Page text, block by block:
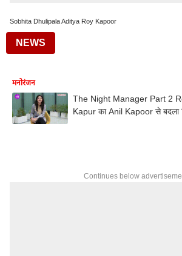
Sobhita Dhulipala Aditya Roy Kapoor
NEWS
मनोरंजन
The Night Manager Part 2
Kapur का Anil Kapoor से बदला
Continues below